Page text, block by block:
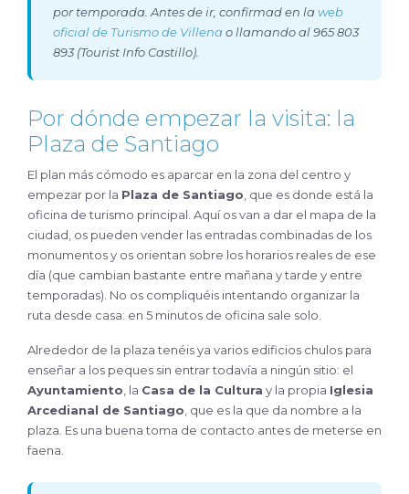
por temporada. Antes de ir, confirmad en la web
oficial de Turismo de Villena o llamando al 965 803
893 (Tourist Info Castillo).
Por dónde empezar la visita: la
Plaza de Santiago
El plan más cómodo es aparcar en la zona del centro y
empezar por la Plaza de Santiago , que es donde está la
oficina de turismo principal. Aquí os van a dar el mapa de la
ciudad, os pueden vender las entradas combinadas de los
monumentos y os orientan sobre los horarios reales de ese
día (que cambian bastante entre mañana y tarde y entre
temporadas). No os compliquéis intentando organizar la
ruta desde casa: en 5 minutos de oficina sale solo.
Alrededor de la plaza tenéis ya varios edificios chulos para
enseñar a los peques sin entrar todavía a ningún sitio: el
Ayuntamiento , la Casa de la Cultura y la propia Iglesia
Arcedianal de Santiago , que es la que da nombre a la
plaza. Es una buena toma de contacto antes de meterse en
faena.